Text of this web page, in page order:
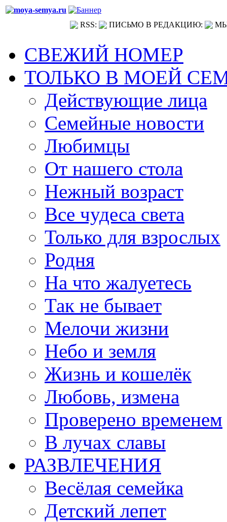
RSS: ПИСЬМО В РЕДАКЦИЮ:
СВЕЖИЙ НОМЕР
ТОЛЬКО В МОЕЙ
Действующие лица
Семейные новости
Любимцы
От нашего стола
Нежный возраст
Все чудеса света
Только для взрослых
Родня
На что жалуетесь
Так не бывает
Мелочи жизни
Небо и земля
Жизнь и кошелёк
Любовь, измена
Проверено временем
В лучах славы
РАЗВЛЕЧЕНИЯ
Весёлая семейка
Детский лепет